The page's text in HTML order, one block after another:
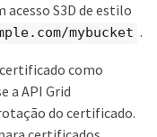
S3D de estilo
mybucket .
como
a API Grid
do certificado.